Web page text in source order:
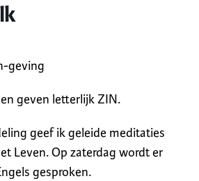
geving
geven letterlijk ZIN.
geef ik geleide meditaties
Leven. Op zaterdag wordt er
gesproken.